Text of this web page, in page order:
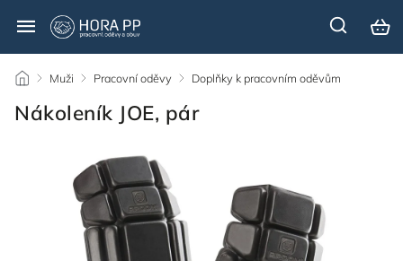
/ Muži / Pracovní oděvy / Doplňky k pracovním oděvům
Nákoleník JOE, pár